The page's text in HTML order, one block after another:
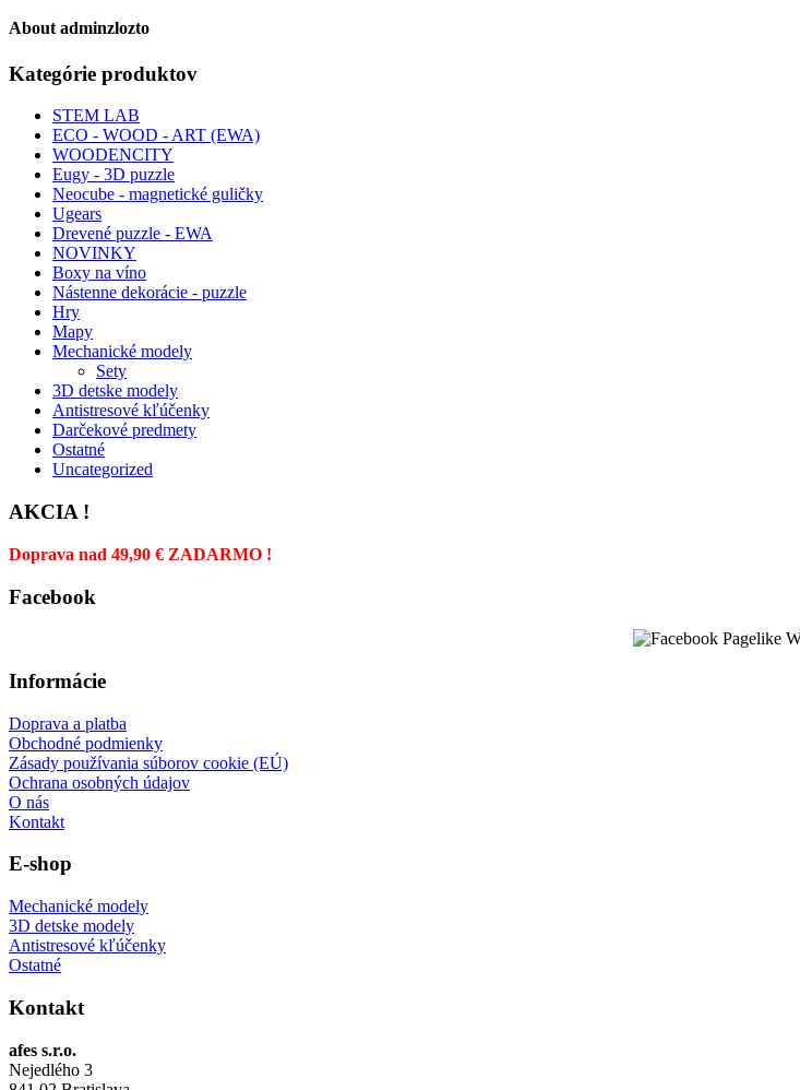
About adminzlozto
Kategórie produktov
STEM LAB
ECO - WOOD - ART (EWA)
WOODENCITY
Eugy - 3D puzzle
Neocube - magnetické guličky
Ugears
Drevené puzzle - EWA
NOVINKY
Boxy na víno
Nástenne dekorácie - puzzle
Hry
Mapy
Mechanické modely
Sety
3D detske modely
Antistresové kľúčenky
Darčekové predmety
Ostatné
Uncategorized
AKCIA !
Doprava nad 49,90 € ZADARMO !
Facebook
Informácie
Doprava a platba
Obchodné podmienky
Zásady používania súborov cookie (EÚ)
Ochrana osobných údajov
O nás
Kontakt
E-shop
Mechanické modely
3D detske modely
Antistresové kľúčenky
Ostatné
Kontakt
afes s.r.o.
Nejedlého 3